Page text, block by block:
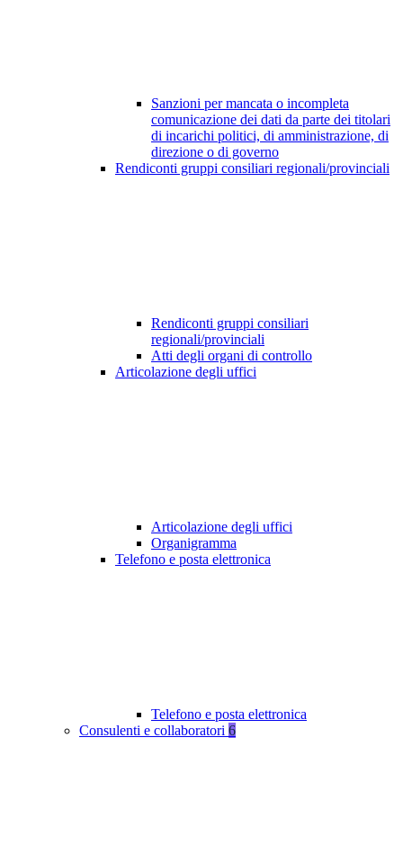
Sanzioni per mancata o incompleta
comunicazione dei dati da parte dei titolari
di incarichi politici, di amministrazione, di
direzione o di governo
Rendiconti gruppi consiliari regionali/provinciali
Rendiconti gruppi consiliari
regionali/provinciali
Atti degli organi di controllo
Articolazione degli uffici
Articolazione degli uffici
Organigramma
Telefono e posta elettronica
Telefono e posta elettronica
Consulenti e collaboratori 6